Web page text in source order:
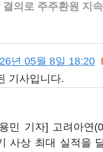
결의로 주주환원 지
년 05월 8일 18:20
기사입니다.
민 기자] 고려아연
사상 최대 실적을